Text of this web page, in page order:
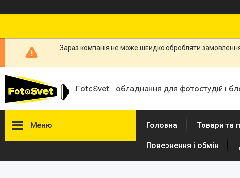
Зараз компанія не може швидко обробляти
FotoSvet - обладнання для фотостудій і
Меню Головна Товари та
Повернення і обмін